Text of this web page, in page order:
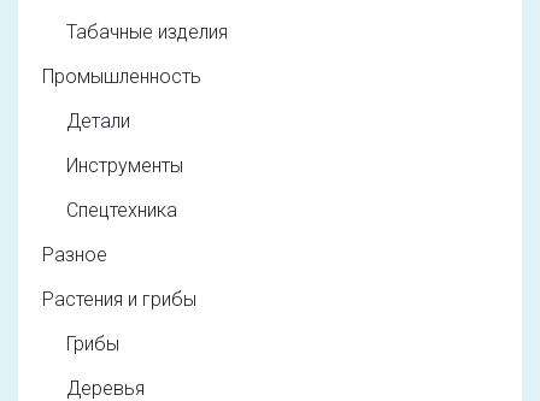
Табачные изделия
Промышленность
Детали
Инструменты
Спецтехника
Разное
Растения и грибы
Грибы
Деревья